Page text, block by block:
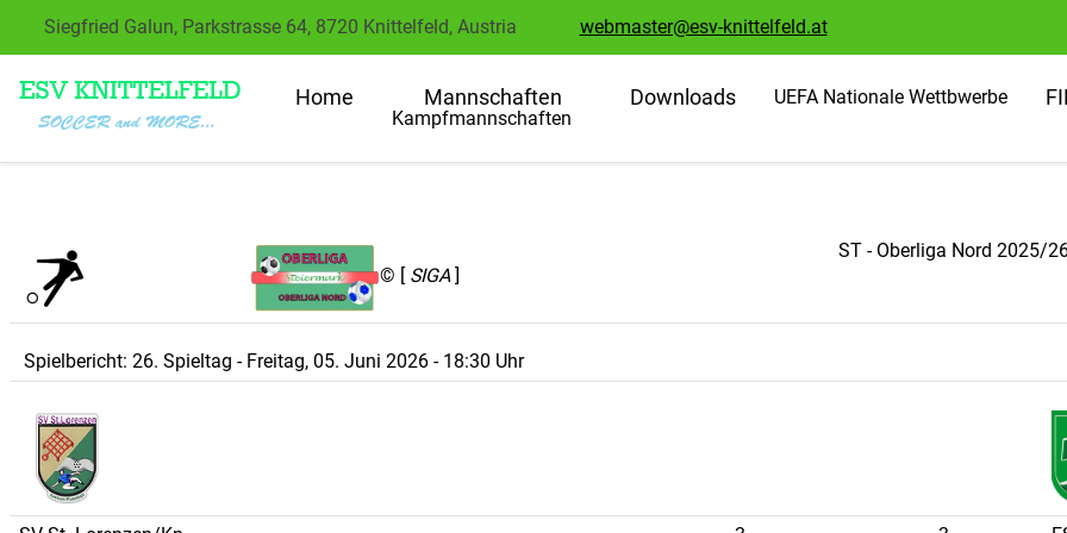
Siegfried Galun, Parkstrasse 64, 8720 Knittelfeld, Austria webmaster@esv-knittelfeld.at
Home Mannschaften
Kampfmannschaften
Downloads UEFA Nationale Wettbwerbe
© [ SIGA]
ST - Oberliga Nord 2025/
Spielbericht: 26. Spieltag - Freitag, 05. Juni 2026 - 18:30 Uhr